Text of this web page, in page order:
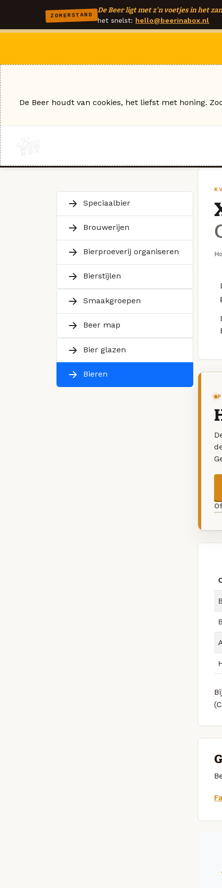
ZOMERSTAND
De Beer ligt met z'n voetjes in het
het snelst: hello@beerinabox.nl
Speciaalbier
Brouwerijen
Bierproeverij organiseren
Bierstijlen
Smaakgroepen
Beer map
Bier glazen
Bieren
De Beer houdt van cookies, het liefst met honing.